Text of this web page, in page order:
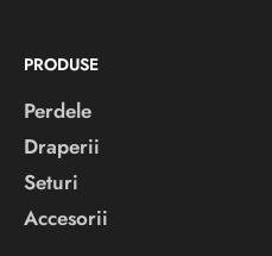
PRODUSE
Perdele
Draperii
Seturi
Accesorii